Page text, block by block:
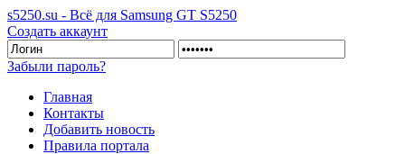
s5250.su - Всё для Samsung GT S5250
Создать аккаунт
Забыли пароль?
Главная
Контакты
Добавить новость
Правила портала